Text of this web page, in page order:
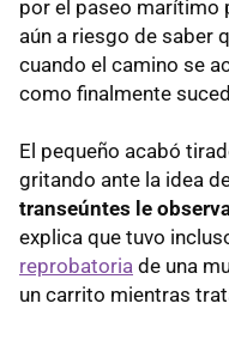
por el paseo marítimo
aún a riesgo de saber
cuando el camino se
como finalmente
El pequeño acabó
gritando ante la idea
transeúntes le
explica que tuvo
reprobatoria de una
un carrito mientras